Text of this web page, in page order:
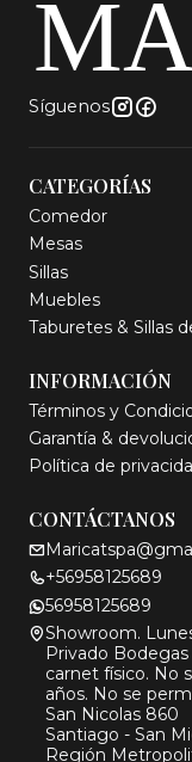
Síguenos
CATEGORÍAS
Comedor
Mesas
Sillas
Muebles
Taburetes & Sillas
INFORMACIÓN
Términos y
Garantía &
Política de
CONTÁCTANOS
+56958125689
56958125689
Showroom.
Privado
carnet físico. No
años. No se
San Nicolas 860
Santiago - San
Región